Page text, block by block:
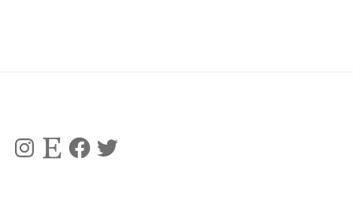
Instagram
Etsy FacebookTwitter